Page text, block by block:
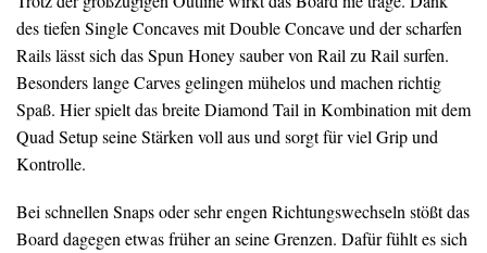
des tiefen Single Concaves mit Double Concave und der scharfen
Rails lässt sich das Spun Honey sauber von Rail zu Rail surfen.
Besonders lange Carves gelingen mühelos und machen richtig
Spaß. Hier spielt das breite Diamond Tail in Kombination mit dem
Quad Setup seine Stärken voll aus und sorgt für viel Grip und
Kontrolle.
Bei schnellen Snaps oder sehr engen Richtungswechseln stößt das
Board dagegen etwas früher an seine Grenzen. Dafür fühlt es sich